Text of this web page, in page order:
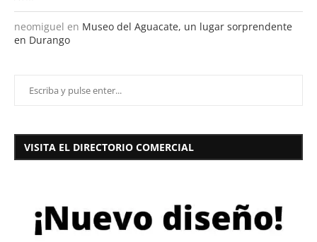
neomiguel en Museo del Aguacate, un lugar sorprendente
en Durango
VISITA EL DIRECTORIO COMERCIAL